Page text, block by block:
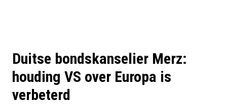
Duitse bondskanselier Merz:
houding VS over Europa is
verbeterd